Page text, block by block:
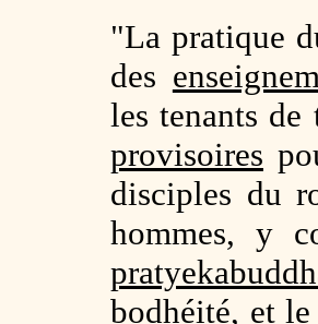
"La pratique
des
les tenants de
provisoires
disciples du
hommes, y
bodhéité, et le